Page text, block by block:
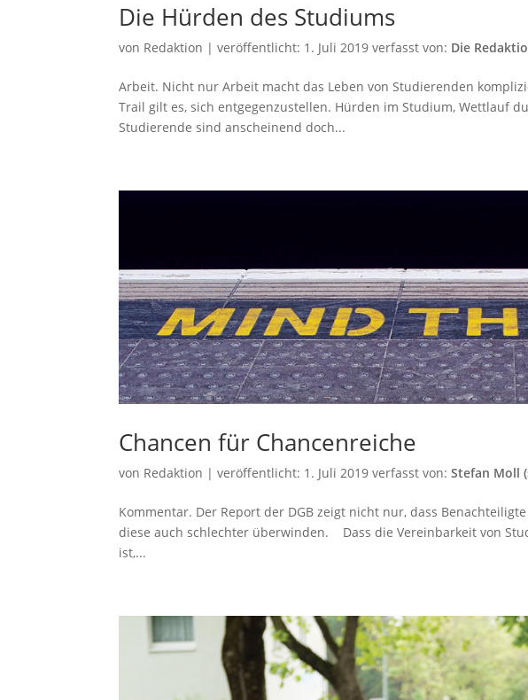
Die Hürden des Studiums
von Redaktion |veröffentlicht: 1. Juli 2019 verfasst von: Die
Arbeit. Nicht nur Arbeit macht das Leben von Studierenden
Trail gilt es, sich entgegenzustellen. Hürden im Studium, Wettlauf
Studierende sind anscheinend doch...
Chancen für Chancenreiche
von Redaktion |veröffentlicht: 1. Juli 2019 verfasst von:Stefan Moll
Kommentar. Der Report der DGB zeigt nicht nur, dass
diese auch schlechter überwinden. Dass die Vereinbarkeit von
ist,...